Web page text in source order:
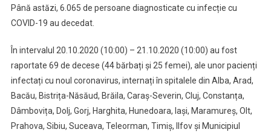
Până astăzi, 6.065 de persoane diagnosticate cu infecție cu
COVID-19 au decedat.
În intervalul 20.10.2020 (10:00) – 21.10.2020 (10:00) au fost
raportate 69 de decese (44 bărbați și 25 femei), ale unor pacienți
infectați cu noul coronavirus, internați în spitalele din Alba, Arad,
Bacău, Bistrița-Năsăud, Brăila, Caraș-Severin, Cluj, Constanța,
Dâmbovița, Dolj, Gorj, Harghita, Hunedoara, Iași, Maramureș, Olt,
Prahova, Sibiu, Suceava, Teleorman, Timiș, Ilfov și Municipiul